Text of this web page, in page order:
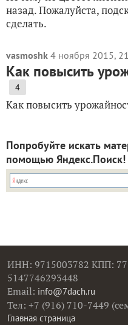
назад. Пожалуйста,
сделать.
vasmoshk 4 ноября 2015,
Как повысить
4
Как повысить
Попробуйте искать
помощью Яндекс.Поиск!
ИНН: 9715003782 КПП:
5147746293448
Email: info@7dach.ru
Тел: +7 (916) 710-7449
Главная страница